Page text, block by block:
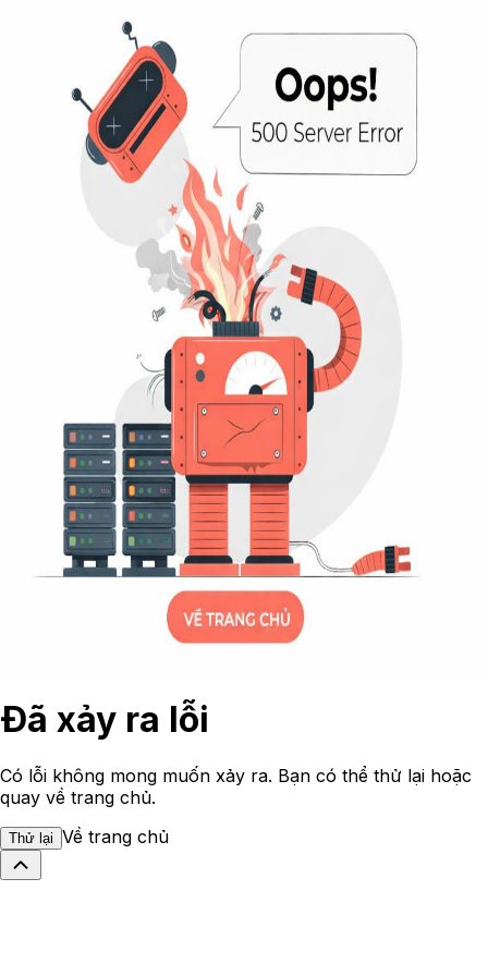
Đã xảy ra lỗi
Có lỗi không mong muốn xảy ra. Bạn có thể thử lại hoặc
quay về trang chủ.
Thử lại Về trang chủ